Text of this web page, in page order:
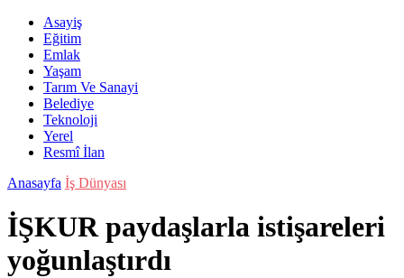
Asayiş
Eğitim
Emlak
Yaşam
Tarım Ve Sanayi
Belediye
Teknoloji
Yerel
Resmî İlan
Anasayfa İş Dünyası
İŞKUR paydaşlarla istişareleri
yoğunlaştırdı